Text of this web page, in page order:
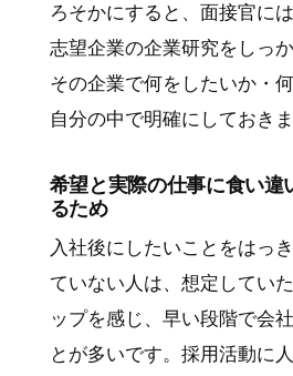
ろそかにすると、面接官に
志望企業の企業研究をしっ
その企業で何をしたいか・
自分の中で明確にしておきま
希望と実際の仕事に食い違
るため
入社後にしたいことをはっ
ていない人は、想定してい
ップを感じ、早い段階で会
とが多いです。採用活動に